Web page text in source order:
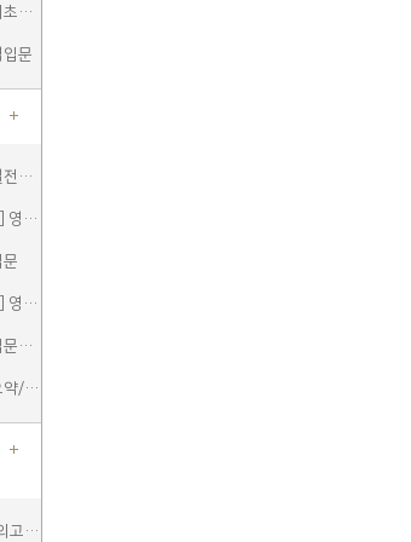
[현장강의 + ZOOM] 통역기초주말
입문
[현장강의 + ZOOM] 번역실전주말
[현장+ZOOM +녹화본제공] 영작입문
문
[현장+ZOOM +녹화본제공] 영작입문주말
[현장강의 + ZOOM] 영작입문주말
[현장강의 + ZOOM] 영어요약/에세이쓰기
[원격(Zoom)] 이대통역모의고사A